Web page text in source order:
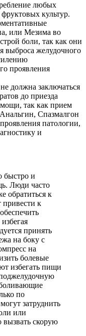
любых
культур.
или Мезима во
боли, так как они
выброса желудочного
проявления
должна заключаться
до приезда
так как прием
Спазмалгон
патологии,
и
быстро и
Люди часто
обратиться к
привести к
принять
на боку с
на
болевые
избегать пищи
по
затруднить
или
вызвать скорую